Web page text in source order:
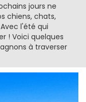
jours ne
chiens, chats,
l'été qui
! Voici quelques
à traverser